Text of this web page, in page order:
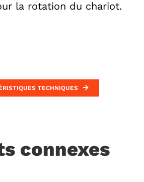
la rotation du chariot.
TECHNIQUES
connexes